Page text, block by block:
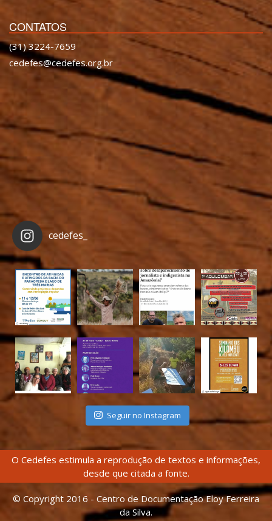
CONTATOS
(31) 3224-7659
cedefes@cedefes.org.br
cedefes_
Seguir no Instagram
O Cedefes estimula a reprodução de textos e informações,
desde que citada a fonte.
© Copyright 2016 - Centro de Documentação Eloy Ferreira
da Silva.